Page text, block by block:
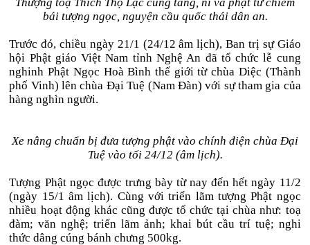
bái tượng ngọc, nguyện cầu quốc thái dân an.
Trước đó, chiều ngày 21/1 (24/12 âm lịch), Ban trị sự Giáo
hội Phật giáo Việt Nam tỉnh Nghệ An đã tổ chức lễ cung
nghinh Phật Ngọc Hoà Bình thế giới từ chùa Diệc (Thành
phố Vinh) lên chùa Đại Tuệ (Nam Đàn) với sự tham gia của
hàng nghìn người.
Xe nâng chuẩn bị đưa tượng phật vào chính điện chùa Đại
Tuệ vào tối 24/12 (âm lịch).
Tượng Phật ngọc được trưng bày từ nay đến hết ngày 11/2
(ngày 15/1 âm lịch). Cùng với triển lãm tượng Phật ngọc
nhiều hoạt động khác cũng được tổ chức tại chùa như: toạ
đàm; văn nghệ; triển lãm ảnh; khai bút cầu trí tuệ; nghi
thức dâng cúng bánh chưng 500kg.